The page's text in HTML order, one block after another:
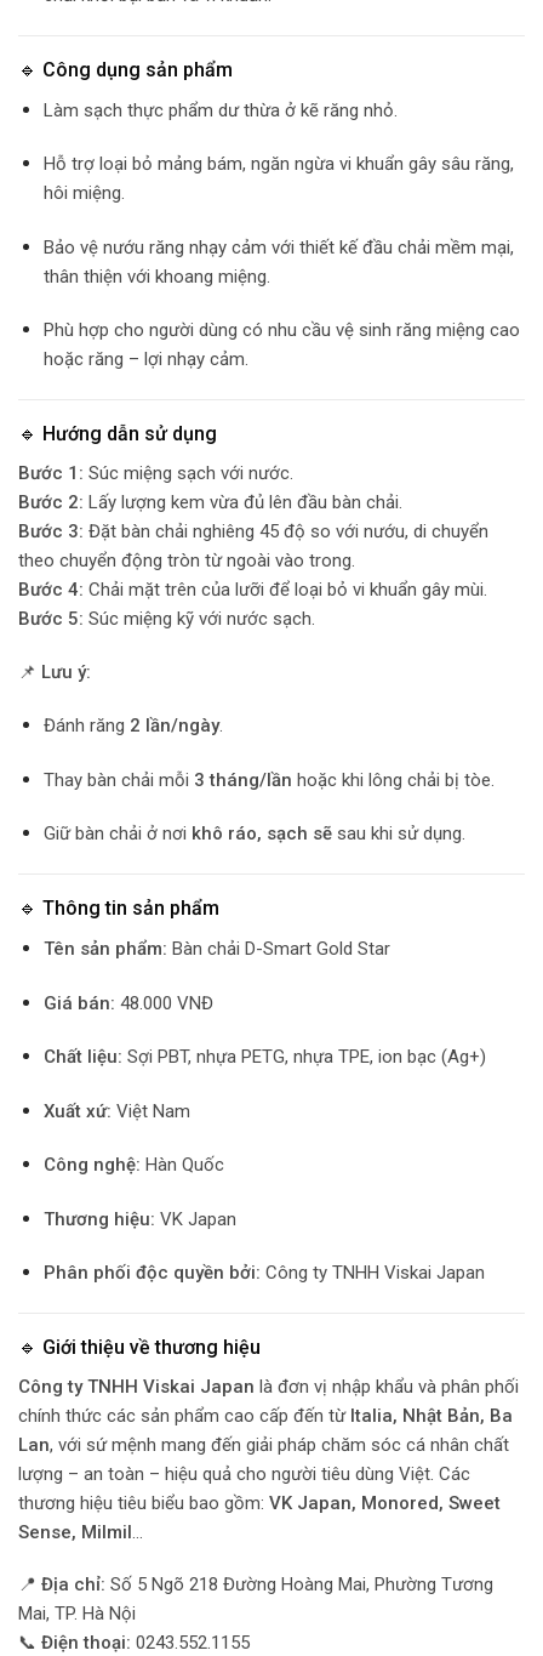
🔹 Công dụng sản phẩm
Làm sạch thực phẩm dư thừa ở kẽ răng nhỏ.
Hỗ trợ loại bỏ mảng bám, ngăn ngừa vi khuẩn gây sâu răng,
hôi miệng.
Bảo vệ nướu răng nhạy cảm với thiết kế đầu chải mềm mại,
thân thiện với khoang miệng.
Phù hợp cho người dùng có nhu cầu vệ sinh răng miệng cao
hoặc răng – lợi nhạy cảm.
🔹 Hướng dẫn sử dụng
Bước 1: Súc miệng sạch với nước.
Bước 2: Lấy lượng kem vừa đủ lên đầu bàn chải.
Bước 3: Đặt bàn chải nghiêng 45 độ so với nướu, di chuyển
theo chuyển động tròn từ ngoài vào trong.
Bước 4: Chải mặt trên của lưỡi để loại bỏ vi khuẩn gây mùi.
Bước 5: Súc miệng kỹ với nước sạch.
📌 Lưu ý:
Đánh răng 2 lần/ngày.
Thay bàn chải mỗi 3 tháng/lần hoặc khi lông chải bị tòe.
Giữ bàn chải ở nơi khô ráo, sạch sẽsau khi sử dụng.
🔹 Thông tin sản phẩm
Tên sản phẩm: Bàn chải D-Smart Gold Star
Giá bán: 48.000 VNĐ
Chất liệu: Sợi PBT, nhựa PETG, nhựa TPE, ion bạc (Ag+)
Xuất xứ: Việt Nam
Công nghệ: Hàn Quốc
Thương hiệu: VK Japan
Phân phối độc quyền bởi: Công ty TNHH Viskai Japan
🔹 Giới thiệu về thương hiệu
Công ty TNHH Viskai Japan là đơn vị nhập khẩu và phân phối
chính thức các sản phẩm cao cấp đến từ Italia, Nhật Bản, Ba
Lan, với sứ mệnh mang đến giải pháp chăm sóc cá nhân chất
lượng – an toàn – hiệu quả cho người tiêu dùng Việt. Các
thương hiệu tiêu biểu bao gồm: VK Japan, Monored, Sweet
Sense, Milmil…
📍 Địa chỉ: Số 5 Ngõ 218 Đường Hoàng Mai, Phường Tương
Mai, TP. Hà Nội
📞 Điện thoại: 0243.552.1155